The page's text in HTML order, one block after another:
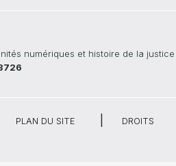
numériques et histoire de la justice
PLAN DU SITE DROITS